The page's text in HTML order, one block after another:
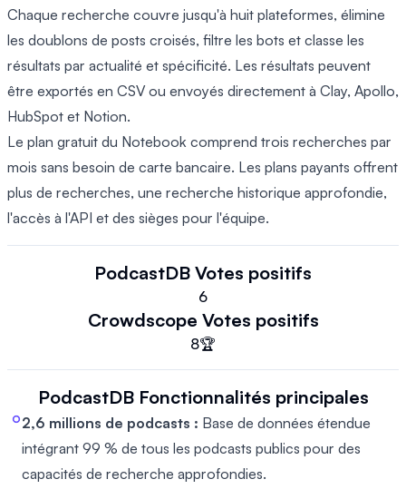
Chaque recherche couvre jusqu'à huit plateformes, élimine
les doublons de posts croisés, filtre les bots et classe les
résultats par actualité et spécificité. Les résultats peuvent
être exportés en CSV ou envoyés directement à Clay, Apollo,
HubSpot et Notion.
Le plan gratuit du Notebook comprend trois recherches par
mois sans besoin de carte bancaire. Les plans payants offrent
plus de recherches, une recherche historique approfondie,
l'accès à l'API et des sièges pour l'équipe.
PodcastDB Votes positifs
6
Crowdscope Votes positifs
8🏆
PodcastDB Fonctionnalités principales
2,6 millions de podcasts : Base de données étendue
intégrant 99 % de tous les podcasts publics pour des
capacités de recherche approfondies.